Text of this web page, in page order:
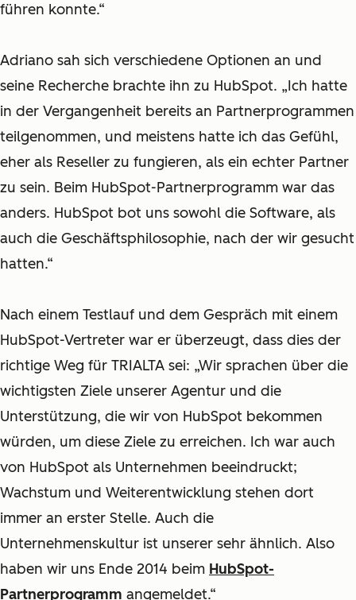
führen konnte.“
Adriano sah sich verschiedene Optionen an und
seine Recherche brachte ihn zu HubSpot. „Ich hatte
in der Vergangenheit bereits an Partnerprogrammen
teilgenommen, und meistens hatte ich das Gefühl,
eher als Reseller zu fungieren, als ein echter Partner
zu sein. Beim HubSpot-Partnerprogramm war das
anders. HubSpot bot uns sowohl die Software, als
auch die Geschäftsphilosophie, nach der wir gesucht
hatten.“
Nach einem Testlauf und dem Gespräch mit einem
HubSpot-Vertreter war er überzeugt, dass dies der
richtige Weg für TRIALTA sei: „Wir sprachen über die
wichtigsten Ziele unserer Agentur und die
Unterstützung, die wir von HubSpot bekommen
würden, um diese Ziele zu erreichen. Ich war auch
von HubSpot als Unternehmen beeindruckt;
Wachstum und Weiterentwicklung stehen dort
immer an erster Stelle. Auch die
Unternehmenskultur ist unserer sehr ähnlich. Also
haben wir uns Ende 2014 beim HubSpot-
Partnerprogramm angemeldet.“